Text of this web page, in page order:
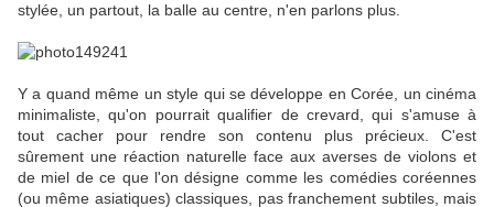
stylée, un partout, la balle au centre, n'en parlons plus.
Y a quand même un style qui se développe en Corée, un cinéma
minimaliste, qu'on pourrait qualifier de crevard, qui s'amuse à
tout cacher pour rendre son contenu plus précieux. C'est
sûrement une réaction naturelle face aux averses de violons et
de miel de ce que l'on désigne comme les comédies coréennes
(ou même asiatiques) classiques, pas franchement subtiles, mais